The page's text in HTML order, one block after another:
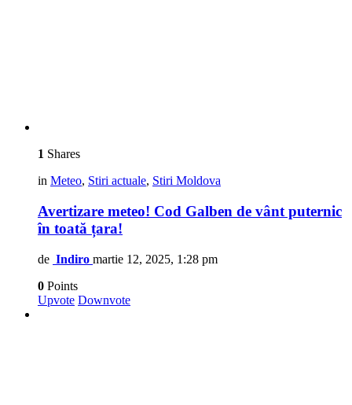
1 Shares
in Meteo, Stiri actuale, Stiri Moldova
Avertizare meteo! Cod Galben de vânt puternic
în toată țara!
de Indiro martie 12, 2025, 1:28 pm
0 Points
Upvote Downvote